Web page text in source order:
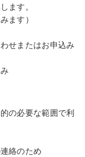
ます。
ます）
せまたはお申込み
の必要な範囲で利
絡のため